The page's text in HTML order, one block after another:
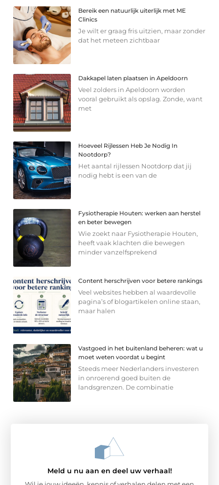
Bereik een natuurlijk uiterlijk met ME
Clinics
Je wilt er graag fris uitzien, maar zonder
dat het meteen zichtbaar
Dakkapel laten plaatsen in Apeldoorn
Veel zolders in Apeldoorn worden
vooral gebruikt als opslag. Zonde, want
met
Hoeveel Rijlessen Heb Je Nodig In
Nootdorp?
Het aantal rijlessen Nootdorp dat jij
nodig hebt is een van de
Fysiotherapie Houten: werken aan herstel
en beter bewegen
Wie zoekt naar Fysiotherapie Houten,
heeft vaak klachten die bewegen
minder vanzelfsprekend
Content herschrijven voor betere rankings
Veel websites hebben al waardevolle
pagina’s of blogartikelen online staan,
maar halen
Vastgoed in het buitenland beheren: wat u
moet weten voordat u begint
Steeds meer Nederlanders investeren
in onroerend goed buiten de
landsgrenzen. De combinatie
Meld u nu aan en deel uw verhaal!